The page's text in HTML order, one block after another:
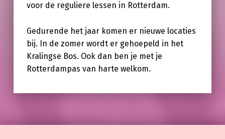
voor de reguliere lessen in Rotterdam.
Gedurende het jaar komen er nieuwe locaties
bij. In de zomer wordt er gehoepeld in het
Kralingse Bos. Ook dan ben je met je
Rotterdampas van harte welkom.